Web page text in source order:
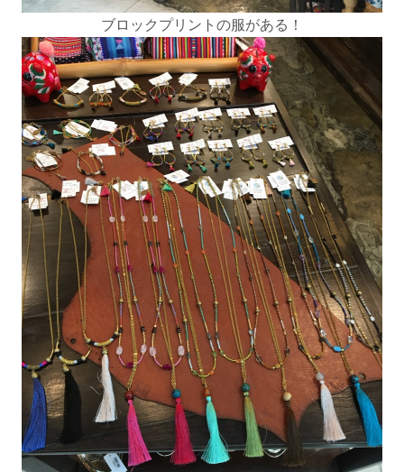
ブロックプリントの服がある！